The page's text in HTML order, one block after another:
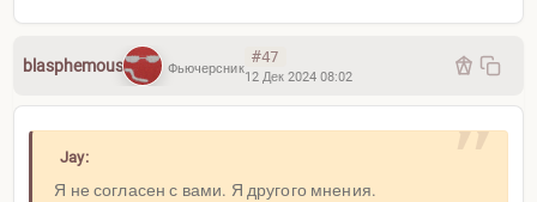
blasphemous Фьючерсник
#47
12 Дек 2024 08:02
Jay:
Я не согласен с вами. Я другого мнения.